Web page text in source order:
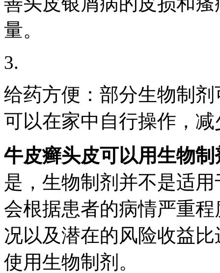
量。
3.
给药方便：部分生物制
可以在家中自行操作，
牛皮癣头皮可以用生物制
是，生物制剂并不是适
会根据患者的病情严重
况以及潜在的风险收益
使用生物制剂。